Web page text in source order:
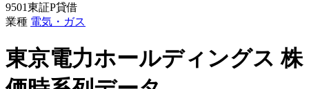
9501東証P貸借
業種 電気・ガス
東京電力ホールディングス株